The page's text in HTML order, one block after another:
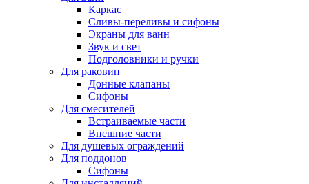
Каркас
Сливы-переливы и сифоны
Экраны для ванн
Звук и свет
Подголовники и ручки
Для раковин
Донные клапаны
Сифоны
Для смесителей
Встраиваемые части
Внешние части
Для душевых ограждений
Для поддонов
Сифоны